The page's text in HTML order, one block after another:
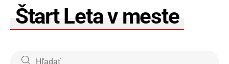
Štart Leta v meste